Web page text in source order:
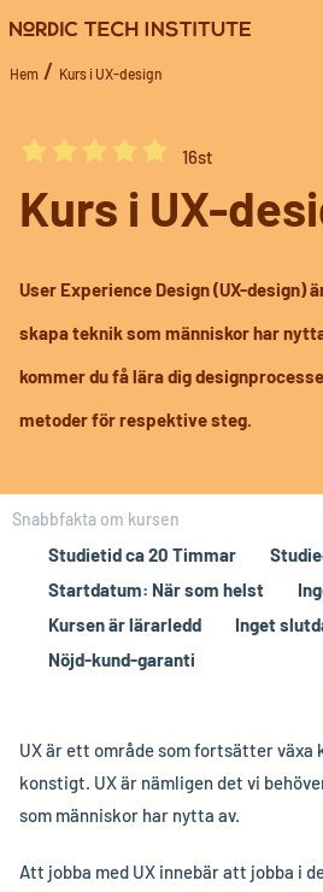
Hem / Kurs i UX-design
16st
Kurs i UX-
User Experience Design (UX-design)
skapa teknik som människor har
kommer du få lära dig
metoder för respektive steg.
Snabbfakta om kursen
Studietid ca20 Timmar
Startdatum: När som helst
Kursen är lärarledd
Inget
Nöjd-kund-garanti
UX är ett område som fortsätter
konstigt. UX är nämligen det vi
som människor har nytta av.
Att jobba med UX innebär att jobba i